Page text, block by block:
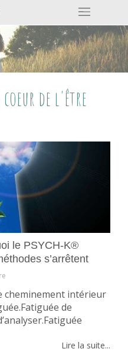
de l'être
le PSYCH-K®
s’arrêtent
cheminement intérieur
de
Lire la suite...